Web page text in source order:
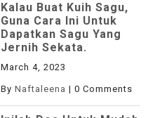
Kalau Buat Kuih Sagu,
Guna Cara Ini Untuk
Dapatkan Sagu Yang
Jernih Sekata.
March 4, 2023
By Naftaleena | 0 Comments